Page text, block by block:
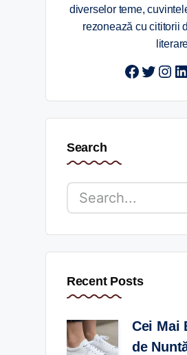
diverselor teme,
rezonează cu cititorii
Twitter
Search
Recent Posts
Cei Mai
de